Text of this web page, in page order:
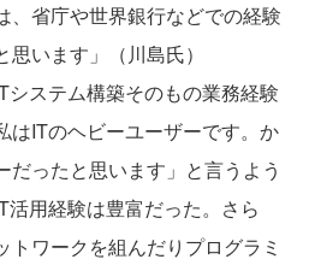
、省庁や世界銀行などでの経験
います」（川島氏）
ステム構築そのもの業務経験
はITのヘビーユーザーです。か
だったと思います」と言うよう
用経験は豊富だった。さら
トワークを組んだりプログラミ